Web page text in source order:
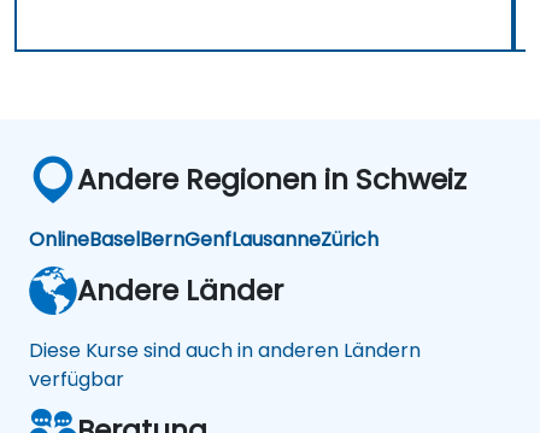
Andere Regionen in Schweiz
OnlineBaselBernGenfLausanneZürich
Andere Länder
Diese Kurse sind auch in anderen Ländern
verfügbar